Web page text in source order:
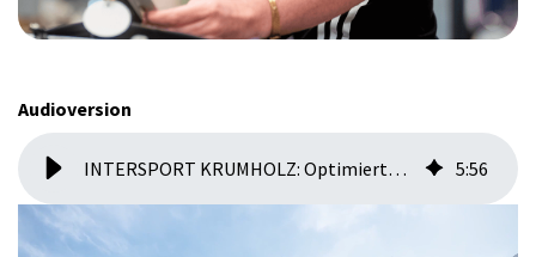
Audioversion
INTERSPORT KRUMHOLZ: Optimiertes Einkaufs­erlebnis und bessere Beratung dank REMIRA INSTORE App 5:56